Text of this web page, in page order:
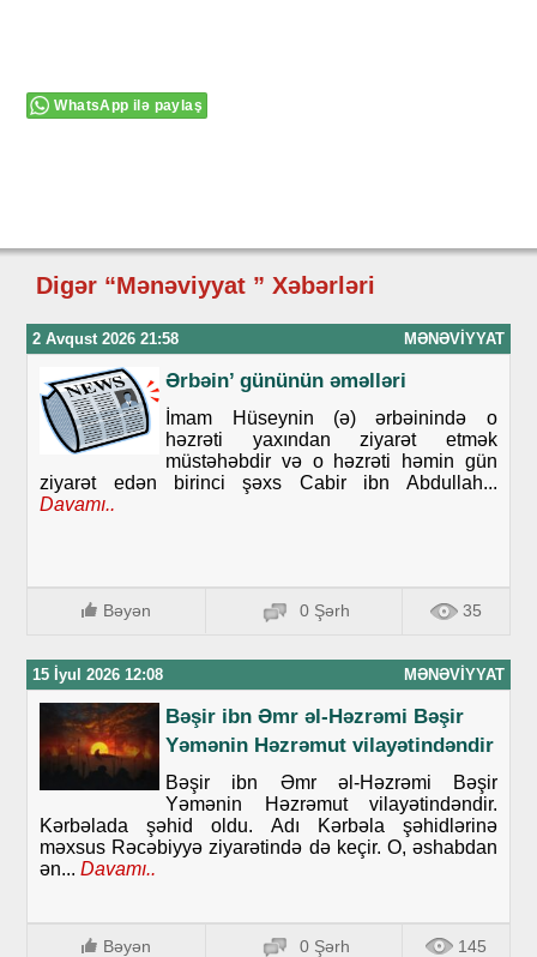
WhatsApp ilə paylaş
Digər “Mənəviyyat ” Xəbərləri
2 Avqust 2026 21:58 MƏNƏVIYYAT
Ərbəin’ gününün əməlləri
İmam Hüseynin (ə) ərbəinində o
həzrəti yaxından ziyarət etmək
müstəhəbdir və o həzrəti həmin gün
ziyarət edən birinci şəxs Cabir ibn Abdullah...
Davamı..
Bəyən 0 Şərh 35
15 İyul 2026 12:08 MƏNƏVIYYAT
Bəşir ibn Əmr əl-Həzrəmi Bəşir
Yəmənin Həzrəmut vilayətindəndir
Bəşir ibn Əmr əl-Həzrəmi Bəşir
Yəmənin Həzrəmut vilayətindəndir.
Kərbəlada şəhid oldu. Adı Kərbəla şəhidlərinə
məxsus Rəcəbiyyə ziyarətində də keçir. O, əshabdan
ən... Davamı..
Bəyən 0 Şərh 145